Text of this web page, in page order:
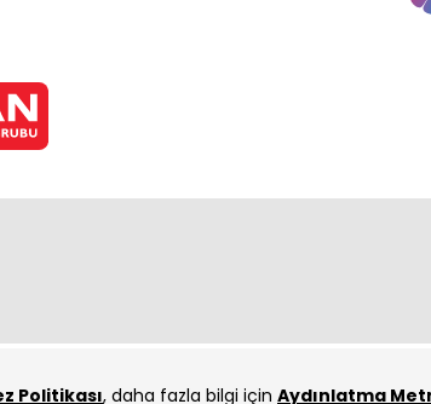
Kızılcık Şerbeti 127.
Politikası, daha fazla bilgi için Aydınlatma